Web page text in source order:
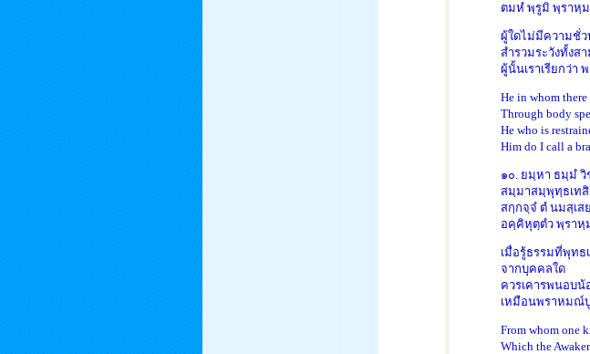
ตมหํ พฺรูมิ พฺราหฺ
ผู้ใดไม่มีความชั่ว
สำรวมระวังทั้งส
ผู้นั้นเราเรียกว่า
He in whom
Through body
He who is
Him do I call a
๑๐. ยมฺหา ธมฺมํ วิ
สมฺมาสมฺพุทฺธเท
สกฺกจฺจํ ตํ นมสฺเส
อคฺคิหุตฺตํว พฺรา
เมื่อรู้ธรรมที่พุทธ
จากบุคคลใด
ควรเคารพนอบ
เหมือนพราหมณ์
From whom one
Which the